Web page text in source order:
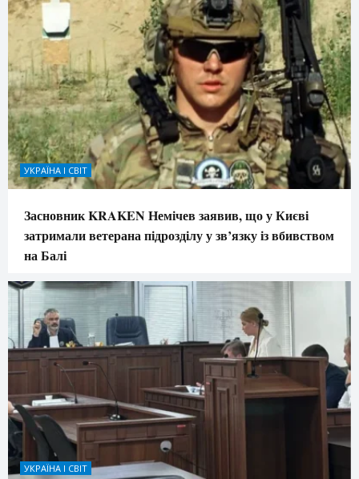
УКРАЇНА І СВІТ
Засновник KRAKEN Немічев заявив, що у Києві
затримали ветерана підрозділу у зв’язку із вбивством
на Балі
УКРАЇНА І СВІТ